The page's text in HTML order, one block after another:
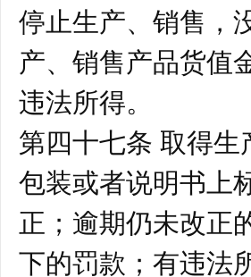
停止生产、销售，
产、销售产品货值
违法所得。
第四十七条 取得
包装或者说明书上
正；逾期仍未改正
下的罚款；有违法